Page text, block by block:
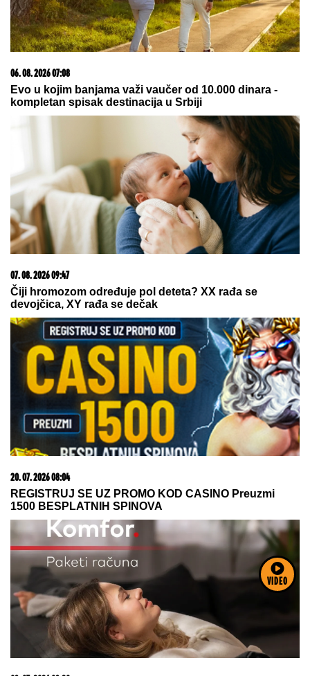
VIDEO
07. 08. 2026 09:14
Сазнања „Политике”: Црна Гора следећа у војном
савезу Загреба, Тиране и Приштине
07. 08. 2026 21:43
Detalji drame na nemačkom aerodromu: Vozač nogom
izbacio dron sa eksplozivom FOTO
05. 08. 2026 06:45
Šta dete nasleđuje od oca, a šta od majke? Sve što
treba da znate o genetici
06. 08. 2026 09:39
Marija (3) se igrala u dvorištu i samo je nestala: Posle
42 godine otac je pronašao, zanemeo je kada je saznao
gde je bila